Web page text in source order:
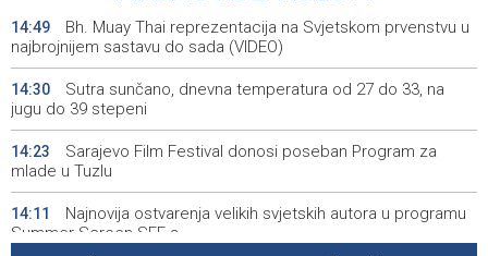
14:49
Bh. Muay Thai reprezentacija na Svjetskom prvenstvu u
najbrojnijem sastavu do sada (VIDEO)
14:30
Sutra sunčano, dnevna temperatura od 27 do 33, na
jugu do 39 stepeni
14:23
Sarajevo Film Festival donosi poseban Program za
mlade u Tuzlu
14:11
Najnovija ostvarenja velikih svjetskih autora u programu
Summer Screen SFF-a